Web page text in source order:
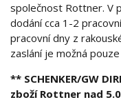
společnost Rottner. V
dodání cca 1-2
pracovní dny z
zaslání je možná pouze
** SCHENKER/GW
zboží Rottner nad